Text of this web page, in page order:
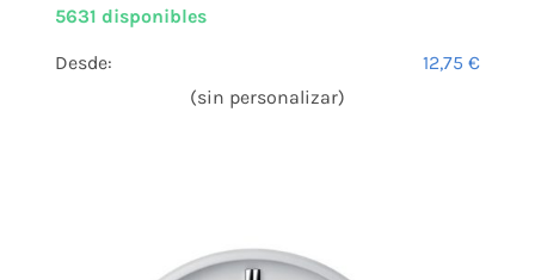
5631 disponibles
Desde: 12,75€
(sin personalizar)